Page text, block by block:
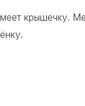
крышечку.